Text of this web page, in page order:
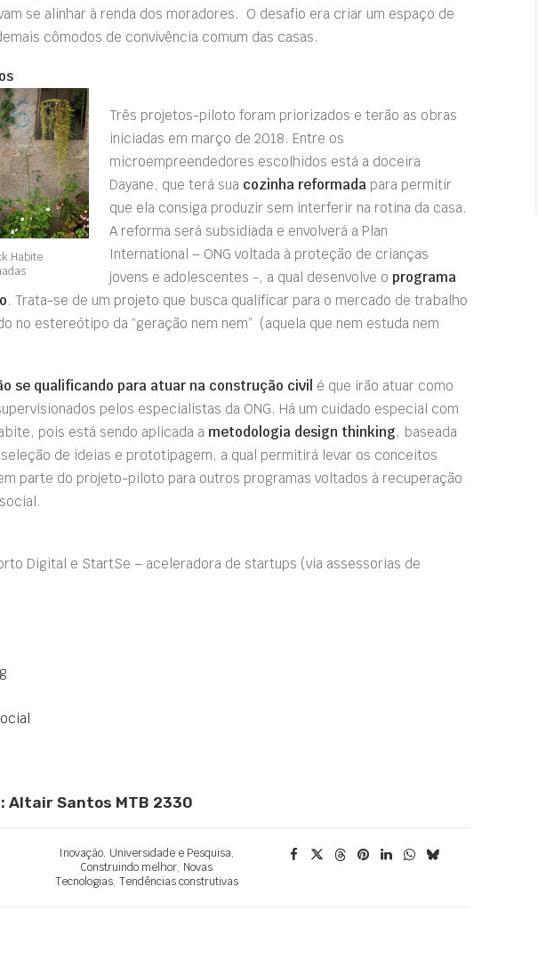
se alinhar à renda dos moradores. O desafio era criar um espaço de
cômodos de convivência comum das casas.
Três projetos-piloto foram priorizados e terão as obras
iniciadas em março de 2018. Entre os
microempreendedores escolhidos está a doceira
Dayane, que terá sua cozinha reformada para permitir
que ela consiga produzir sem interferir na rotina da casa.
A reforma será subsidiada e envolverá a Plan
International – ONG voltada à proteção de crianças
jovens e adolescentes -, a qual desenvolve o programa
. Trata-se de um projeto que busca qualificar para o mercado de trabalho
no estereótipo da “geração nem nem” (aquela que nem estuda nem
se qualificando para atuar na construção civil é que irão atuar como
pelos especialistas da ONG. Há um cuidado especial com
pois está sendo aplicada a metodologia design thinking, baseada
de ideias e prototipagem, a qual permitirá levar os conceitos
parte do projeto-piloto para outros programas voltados à recuperação
Digital e StartSe – aceleradora de startups (via assessorias de
Santos MTB 2330
Inovação, Universidade e Pesquisa,
Construindo melhor, Novas
Tecnologias, Tendências construtivas